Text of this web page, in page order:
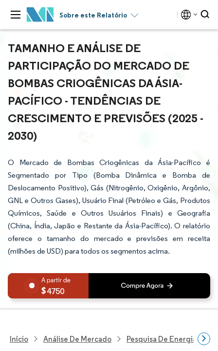
Sobre este Relatório
TAMANHO E ANÁLISE DE
PARTICIPAÇÃO DO MERCADO DE
BOMBAS CRIOGÊNICAS DA ÁSIA-
PACÍFICO - TENDÊNCIAS DE
CRESCIMENTO E PREVISÕES (2025 -
2030)
O Mercado de Bombas Criogênicas da Ásia-Pacífico é
Segmentado por Tipo (Bomba Dinâmica e Bomba de
Deslocamento Positivo), Gás (Nitrogênio, Oxigênio, Argônio,
GNL e Outros Gases), Usuário Final (Petróleo e Gás, Produtos
Químicos, Saúde e Outros Usuários Finais) e Geografia
(China, Índia, Japão e Restante da Ásia-Pacífico). O relatório
oferece o tamanho do mercado e previsões em receita
(milhões de USD) para todos os segmentos acima.
4750
Início Análise De Mercado Pesquisa De Energia E